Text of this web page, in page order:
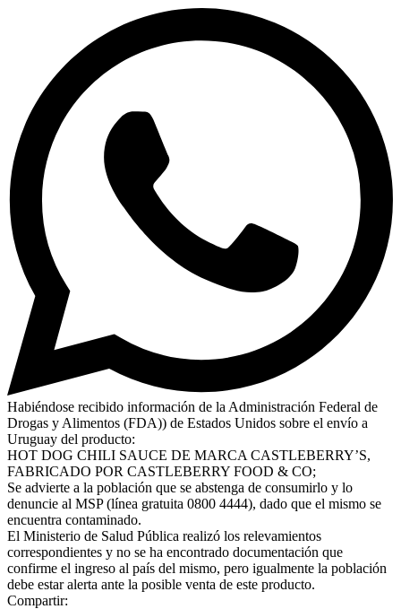
Habiéndose recibido información de la Administración Federal de
Drogas y Alimentos (FDA)) de Estados Unidos sobre el envío a
Uruguay del producto:
HOT DOG CHILI SAUCE DE MARCA CASTLEBERRY’S,
FABRICADO POR CASTLEBERRY FOOD & CO;
Se advierte a la población que se abstenga de consumirlo y lo
denuncie al MSP (línea gratuita 0800 4444), dado que el mismo se
encuentra contaminado.
El Ministerio de Salud Pública realizó los relevamientos
correspondientes y no se ha encontrado documentación que
confirme el ingreso al país del mismo, pero igualmente la población
debe estar alerta ante la posible venta de este producto.
Compartir: